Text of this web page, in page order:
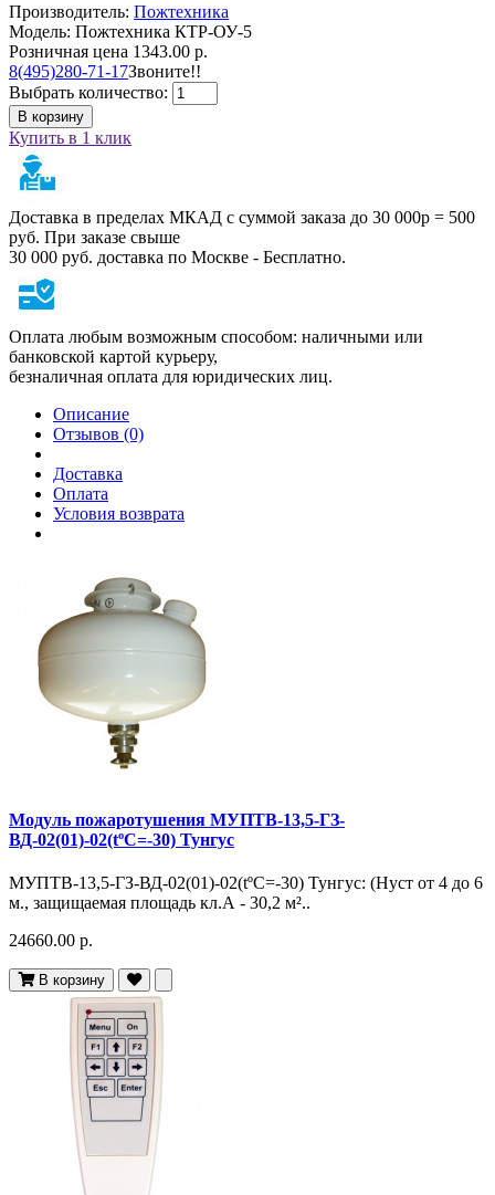
Производитель: Пожтехника
Модель: Пожтехника КТР-ОУ-5
Розничная цена 1343.00 р.
8(495)280-71-17Звоните!!
Выбрать количество:
В корзину
Купить в 1 клик
Доставка в пределах МКАД с суммой заказа до 30 000р = 500
руб. При заказе свыше
30 000 руб. доставка по Москве - Бесплатно.
Оплата любым возможным способом: наличными или
банковской картой курьеру,
безналичная оплата для юридических лиц.
Описание
Отзывов (0)
Доставка
Оплата
Условия возврата
Модуль пожаротушения МУПТВ-13,5-ГЗ-
ВД-02(01)-02(tºC=-30) Тунгус
МУПТВ-13,5-ГЗ-ВД-02(01)-02(tºC=-30) Тунгус: (Hуст от 4 до 6
м., защищаемая площадь кл.А - 30,2 м²..
24660.00 р.
В корзину